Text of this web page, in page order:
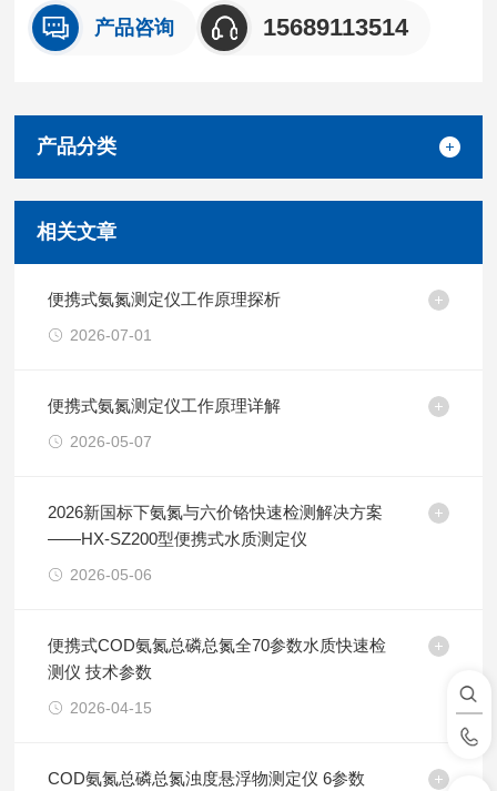
产品咨询 15689113514
产品分类
相关文章
便携式氨氮测定仪工作原理探析
2026-07-01
便携式氨氮测定仪工作原理详解
2026-05-07
2026新国标下氨氮与六价铬快速检测解决方案
——HX-SZ200型便携式水质测定仪
2026-05-06
便携式COD氨氮总磷总氮全70参数水质快速检
测仪 技术参数
2026-04-15
COD氨氮总磷总氮浊度悬浮物测定仪 6参数